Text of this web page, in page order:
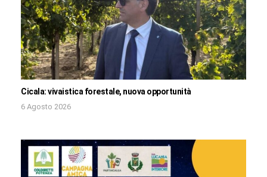
Cicala: vivaistica forestale, nuova opportunità
6 Agosto 2026